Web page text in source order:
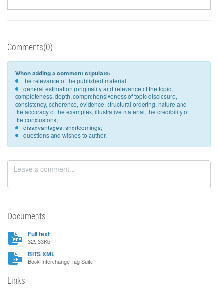
Comments(0)
When adding a comment stipulate:
the relevance of the published material;
general estimation (originality and relevance of the topic,
completeness, depth, comprehensiveness of topic disclosure,
consistency, coherence, evidence, structural ordering, nature and
the accuracy of the examples, illustrative material, the credibility of
the conclusions;
disadvantages, shortcomings;
questions and wishes to author.
Documents
Full text
325.33Kb
BITS XML
Book Interchange Tag Suite
Links